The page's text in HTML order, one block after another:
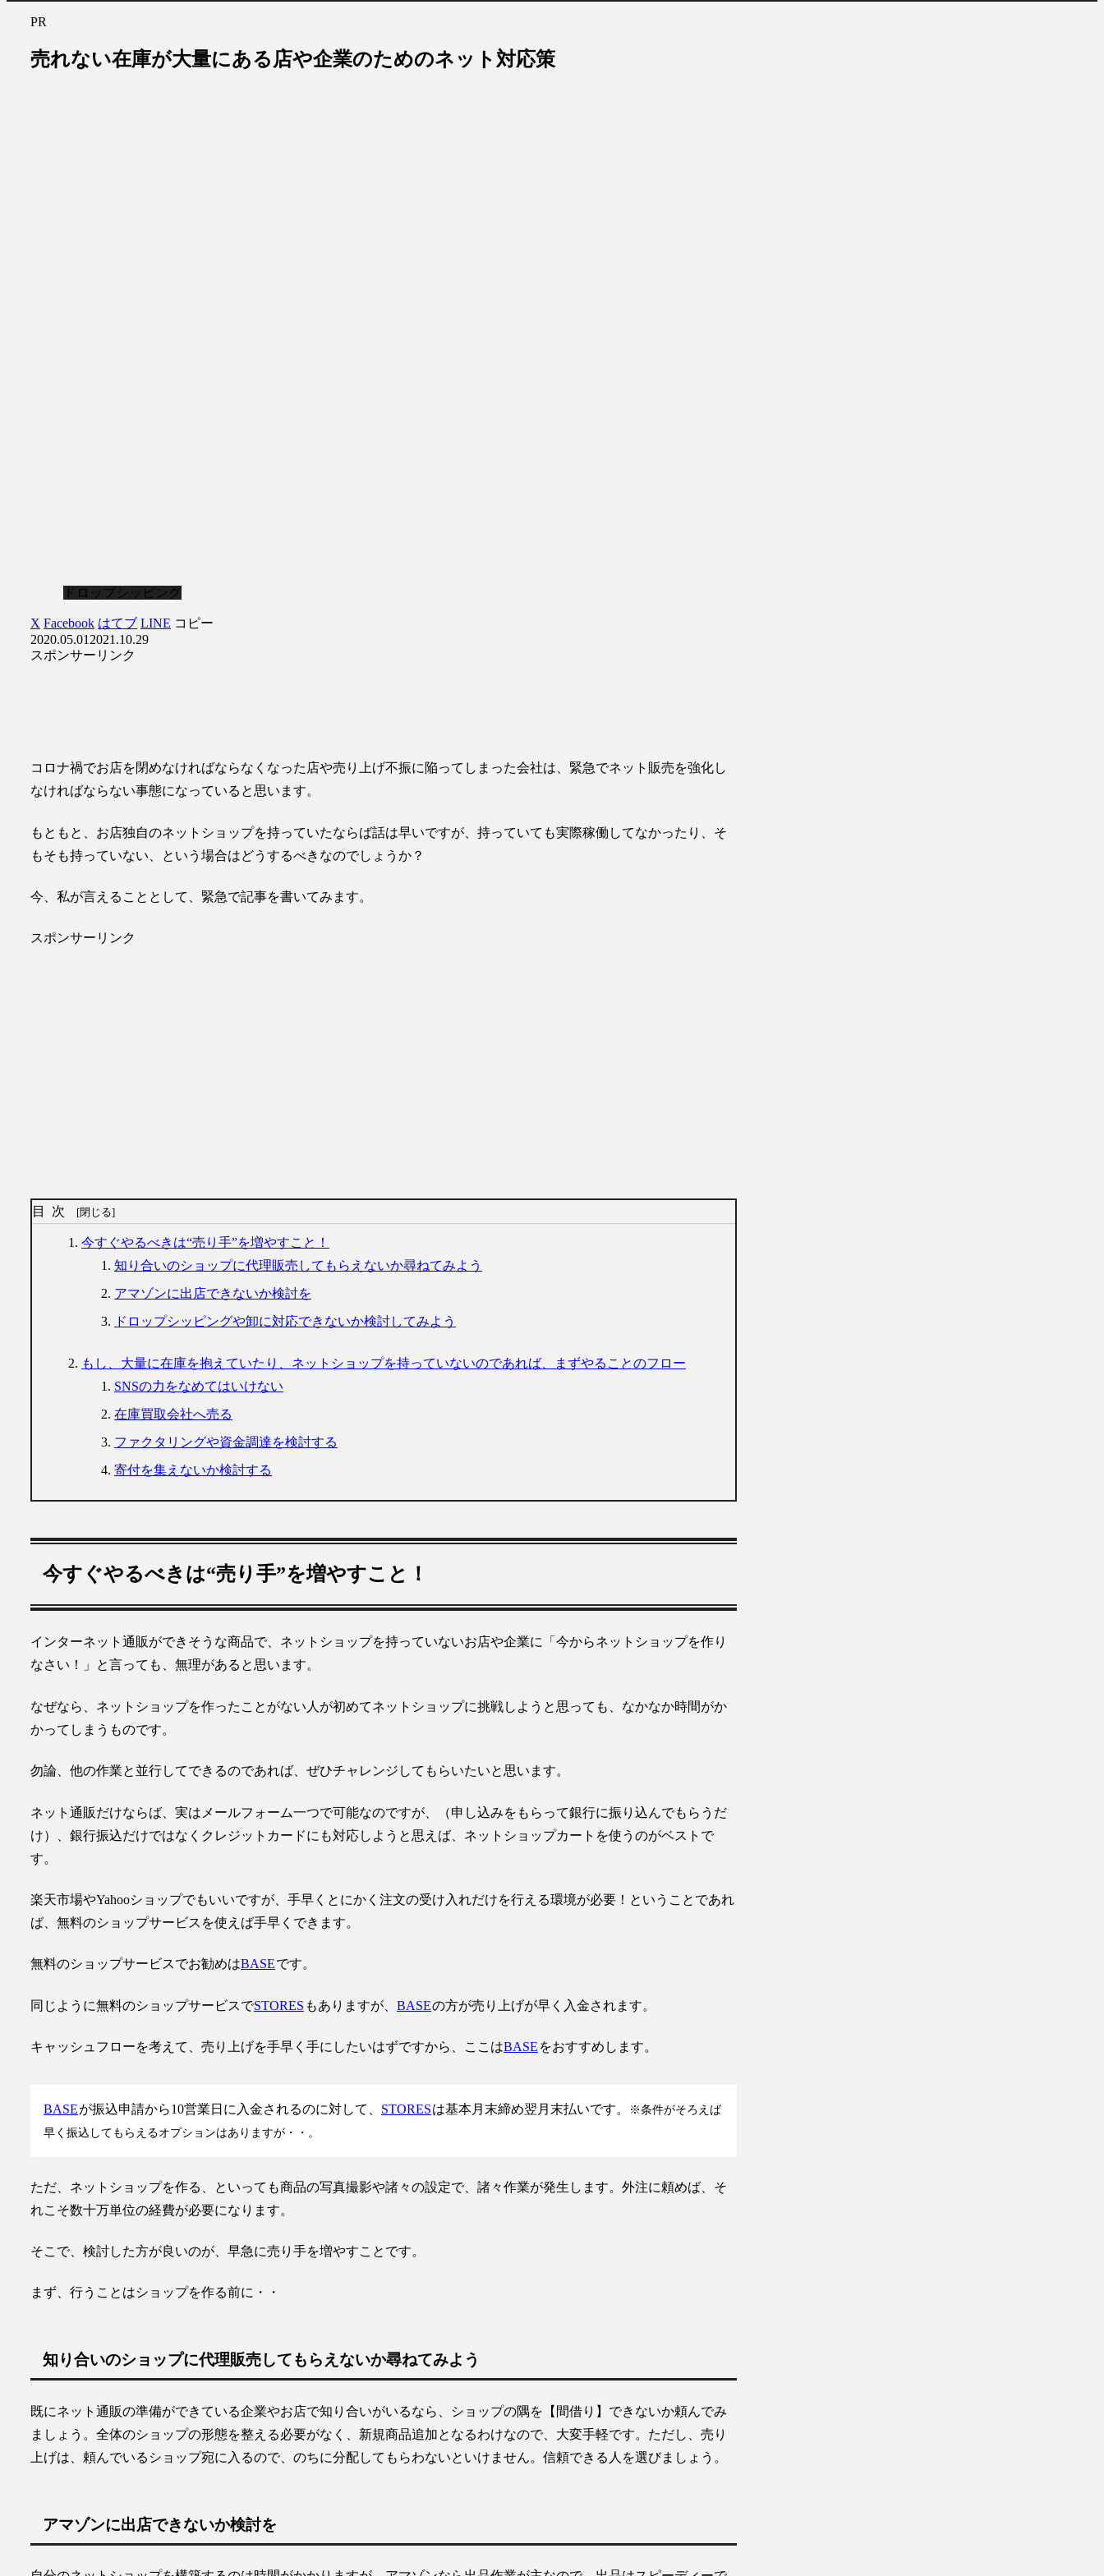
PR
売れない在庫が大量にある店や企業のためのネット対応策
ドロップシッピング
X Facebook はてブ LINE コピー
2020.05.01 2021.10.29
スポンサーリンク
コロナ禍でお店を閉めなければならなくなった店や売り上げ不振に陥ってしまった会社は、緊急でネット販売を強化し
なければならない事態になっていると思います。
もともと、お店独自のネットショップを持っていたならば話は早いですが、持っていても実際稼働してなかったり、そ
もそも持っていない、という場合はどうするべきなのでしょうか？
今、私が言えることとして、 緊急で記事を書いてみます。
スポンサーリンク
目次
今すぐやるべきは“売り手”を増やすこと！
知り合いのショップに代理販売してもらえないか尋ねてみよう
アマゾンに出店できないか検討を
ドロップシッピングや卸に対応できないか検討してみよう
もし、大量に在庫を抱えていたり、ネットショップを持っていないのであれば、まずやることのフロー
SNSの力をなめてはいけない
在庫買取会社へ売る
ファクタリングや資金調達を検討する
寄付を集えないか検討する
今すぐやるべきは“売り手”を増やすこと！
インターネット通販ができそうな商品で、ネットショップを持っていないお店や企業に「今からネットショップを作り
なさい！」と言っても、無理があると思います。
なぜなら、 ネットショップを作ったことがない人が初めてネットショップに挑戦しようと思っても、なかなか時間がか
かってしまうものです。
勿論、他の作業と並行してできるのであれば、ぜひチャレンジしてもらいたいと思います。
ネット通販だけならば、実はメールフォーム一つで可能なのですが、（申し込みをもらって銀行に振り込んでもらうだ
け）、銀行振込だけではなくクレジットカードにも対応しようと思えば、ネットショップカートを使うのがベストで
す。
楽天市場やYahooショップでもいいですが、手早くとにかく注文の受け入れだけを行える環境が必要！ということであれ
ば、無料のショップサービスを使えば手早くできます。
無料のショップサービスでお勧めはBASEです。
同じように無料のショップサービスでSTORES もありますが、 BASEの方が売り上げが早く入金されます。
キャッシュフローを考えて、売り上げを手早く手にしたいはずですから、ここはBASE をおすすめします。
BASEが振込申請から10営業日に入金されるのに対して、 STORESは基本月末締め翌月末払いです。
※条件がそろえば
早く振込してもらえるオプションはありますが・・。
ただ、ネットショップを作る、といっても商品の写真撮影や諸々の設定で、諸々作業が発生します。外注に頼めば、そ
れこそ数十万単位の経費が必要になります。
そこで、検討した方が良いのが、 早急に売り手を増やすこと です。
まず、行うことはショップを作る前に・・
知り合いのショップに代理販売してもらえないか尋ねてみよう
既にネット通販の準備ができている企業やお店で知り合いがいるなら、ショップの隅を【間借り】できないか頼んでみ
ましょう。全体のショップの形態を整える必要がなく、新規商品追加となるわけなので、大変手軽です。ただし、売り
上げは、頼んでいるショップ宛に入るので、のちに分配してもらわないといけません。信頼できる人を選びましょう。
アマゾンに出店できないか検討を